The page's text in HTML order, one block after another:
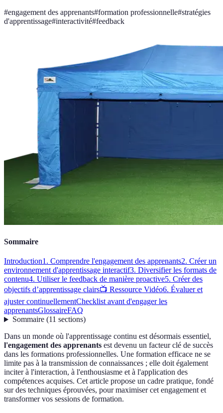
#engagement des apprenants#formation professionnelle#stratégies
d'apprentissage#interactivité#feedback
Sommaire
Introduction1. Comprendre l'engagement des apprenants2. Créer un
environnement d'apprentissage interactif3. Diversifier les formats de
contenu4. Utiliser le feedback de manière proactive5. Créer des
objectifs d’apprentissage clairs📺 Ressource Vidéo6. Évaluer et
ajuster continuellementChecklist avant d'engager les
apprenantsGlossaireFAQ
Sommaire(11 sections)
Dans un monde où l'apprentissage continu est désormais essentiel,
l'engagement des apprenants est devenu un facteur clé de succès
dans les formations professionnelles. Une formation efficace ne se
limite pas à la transmission de connaissances ; elle doit également
inciter à l'interaction, à l'enthousiasme et à l'application des
compétences acquises. Cet article propose un cadre pratique, fondé
sur des techniques éprouvées, pour maximiser cet engagement et
transformer vos sessions de formation.